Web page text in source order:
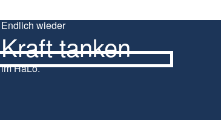
Endlich wieder
Kraft tanken
im HaLo.